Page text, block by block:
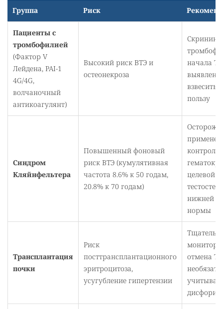
Группа Риск
Пациенты с
тромбофилией
(Фактор V
Лейдена, PAI-1
4G/4G,
волчаночный
антикоагулянт)
Высокий риск ВТЭ и
остеонекроза
Скрининг
начала
взвесить
пользу
Синдром
Кляйнфельтера
Повышенный фоновый
риск ВТЭ (кумулятивная
частота 8.6% к 50 годам,
20.8% к 70 годам)
контроль
целевой
нижней
нормы
Трансплантация
почки
Риск
посттрансплантационного
эритроцитоза,
усугубление гипертензии
отмена ТТ
дисфории